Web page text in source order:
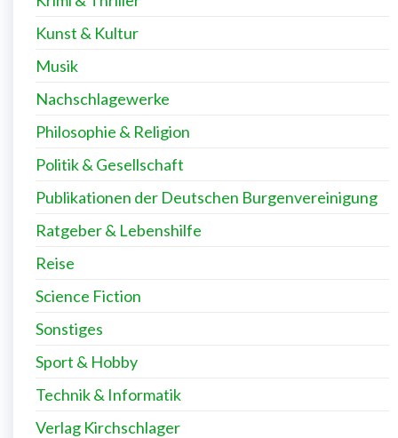
Kunst & Kultur
Musik
Nachschlagewerke
Philosophie & Religion
Politik & Gesellschaft
Publikationen der Deutschen Burgenvereinigung
Ratgeber & Lebenshilfe
Reise
Science Fiction
Sonstiges
Sport & Hobby
Technik & Informatik
Verlag Kirchschlager